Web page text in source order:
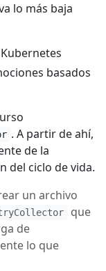
lo más baja
basados
. A partir de ahí,
de la
del ciclo de vida.
un archivo
que
de
lo que